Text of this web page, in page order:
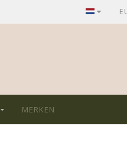
GRATIS
MERKEN